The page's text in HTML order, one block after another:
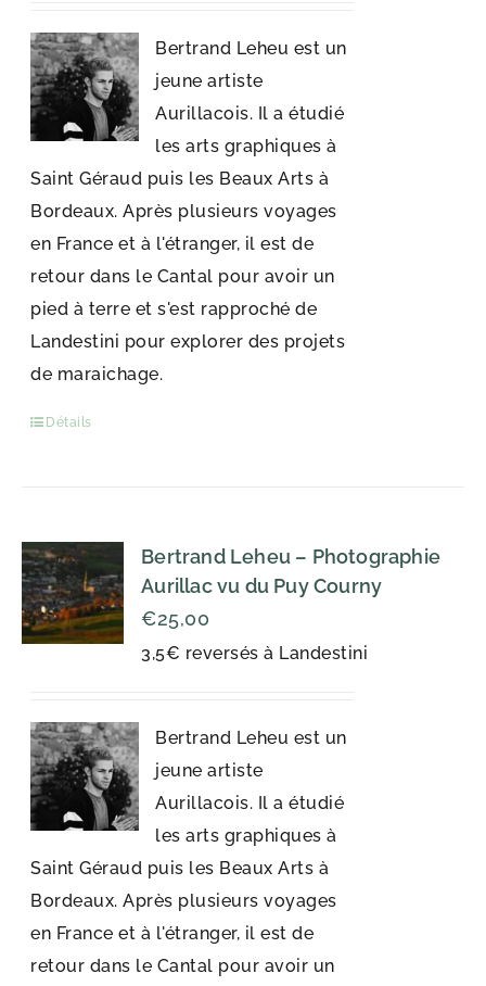
Bertrand Leheu est un
jeune artiste
Aurillacois. Il a étudié
les arts graphiques à
Saint Géraud puis les Beaux Arts à
Bordeaux. Après plusieurs voyages
en France et à l'étranger, il est de
retour dans le Cantal pour avoir un
pied à terre et s'est rapproché de
Landestini pour explorer des projets
de maraichage.
Détails
Bertrand Leheu – Photographie
Aurillac vu du Puy Courny
3,5€ reversés à Landestini
€25,00
Bertrand Leheu est un
jeune artiste
Aurillacois. Il a étudié
les arts graphiques à
Saint Géraud puis les Beaux Arts à
Bordeaux. Après plusieurs voyages
en France et à l'étranger, il est de
retour dans le Cantal pour avoir un